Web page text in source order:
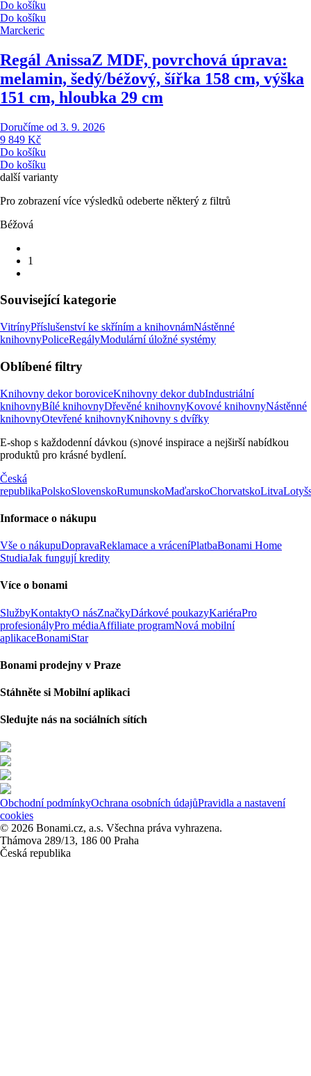
Do košíku
Do košíku
Marckeric
Regál AnissaZ MDF, povrchová úprava:
melamin, šedý/béžový, šířka 158 cm, výška
151 cm, hloubka 29 cm
Doručíme od 3. 9. 2026
9 849 Kč
Do košíku
Do košíku
další varianty
Pro zobrazení více výsledků odeberte některý z filtrů
Béžová
1
Související kategorie
VitrínyPříslušenství ke skříním a knihovnámNástěnné
knihovnyPoliceRegályModulární úložné systémy
Oblíbené filtry
Knihovny dekor boroviceKnihovny dekor dubIndustriální
knihovnyBílé knihovnyDřevěné knihovnyKovové knihovnyNástěnné
knihovnyOtevřené knihovnyKnihovny s dvířky
E-shop s každodenní dávkou (s)nové inspirace a nejširší nabídkou
produktů pro krásné bydlení.
Česká
republikaPolskoSlovenskoRumunskoMaďarskoChorvatskoLitva
Informace o nákupu
Vše o nákupuDopravaReklamace a vráceníPlatbaBonami Home
StudiaJak fungují kredity
Více o bonami
SlužbyKontaktyO násZnačkyDárkové poukazyKariéraPro
profesionályPro médiaAffiliate programNová mobilní
aplikaceBonamiStar
Bonami prodejny v Praze
Stáhněte si Mobilní aplikaci
Sledujte nás na sociálních sítích
Obchodní podmínkyOchrana osobních údajůPravidla a nastavení
cookies
© 2026 Bonami.cz, a.s. Všechna práva vyhrazena.
Thámova 289/13, 186 00 Praha
Česká republika